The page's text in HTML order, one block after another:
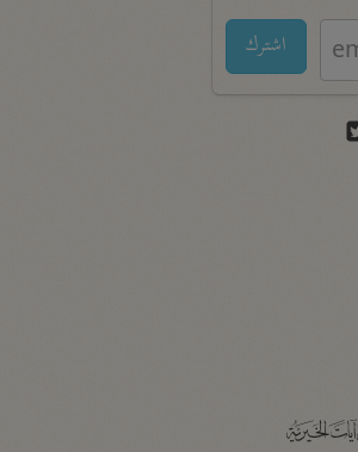
اشترك